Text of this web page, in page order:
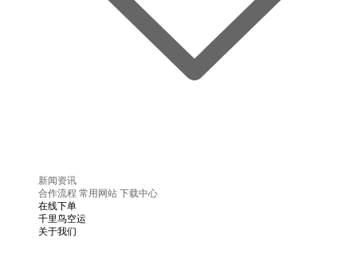
新闻资讯
合作流程 常用网站 下载中心
在线下单
千里鸟空运
关于我们